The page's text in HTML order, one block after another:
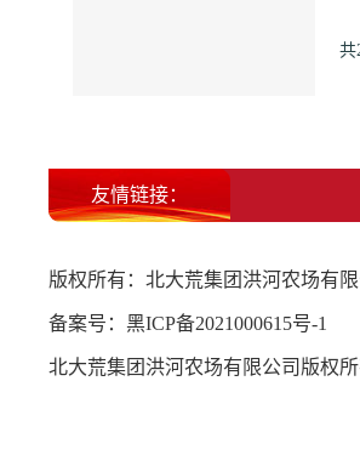
共
友情链接：
北大荒集团
版权所有：北大荒集团洪河农场有限
备案号： 黑ICP备2021000615号-1
北大荒集团洪河农场有限公司版权